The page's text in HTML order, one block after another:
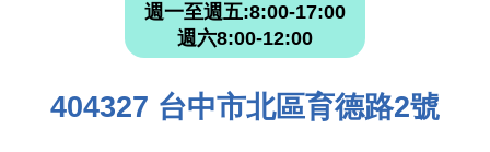
週一至週五:8:00-17:00
週六8:00-12:00
404327 台中市北區育德路2號